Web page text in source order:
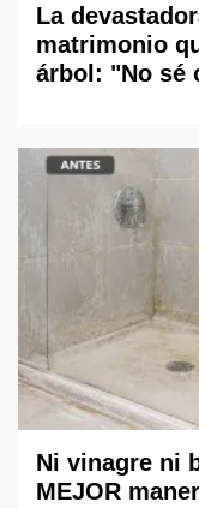
La
matrimonio
árbol: "No sé
Ni vinagre ni
MEJOR